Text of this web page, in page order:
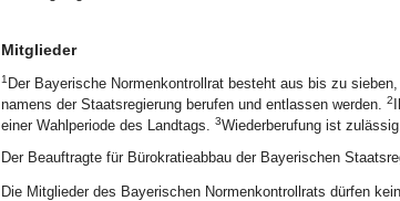
Mitglieder
1 Der Bayerische Normenkontrollrat besteht aus bis zu
namens der Staatsregierung berufen und entlassen werden. 2
einer Wahlperiode des Landtags. 3Wiederberufung ist
Der Beauftragte für Bürokratieabbau der Bayerischen
Die Mitglieder des Bayerischen Normenkontrollrats dürfen